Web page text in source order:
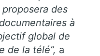
des
à
global de
de la télé”, a